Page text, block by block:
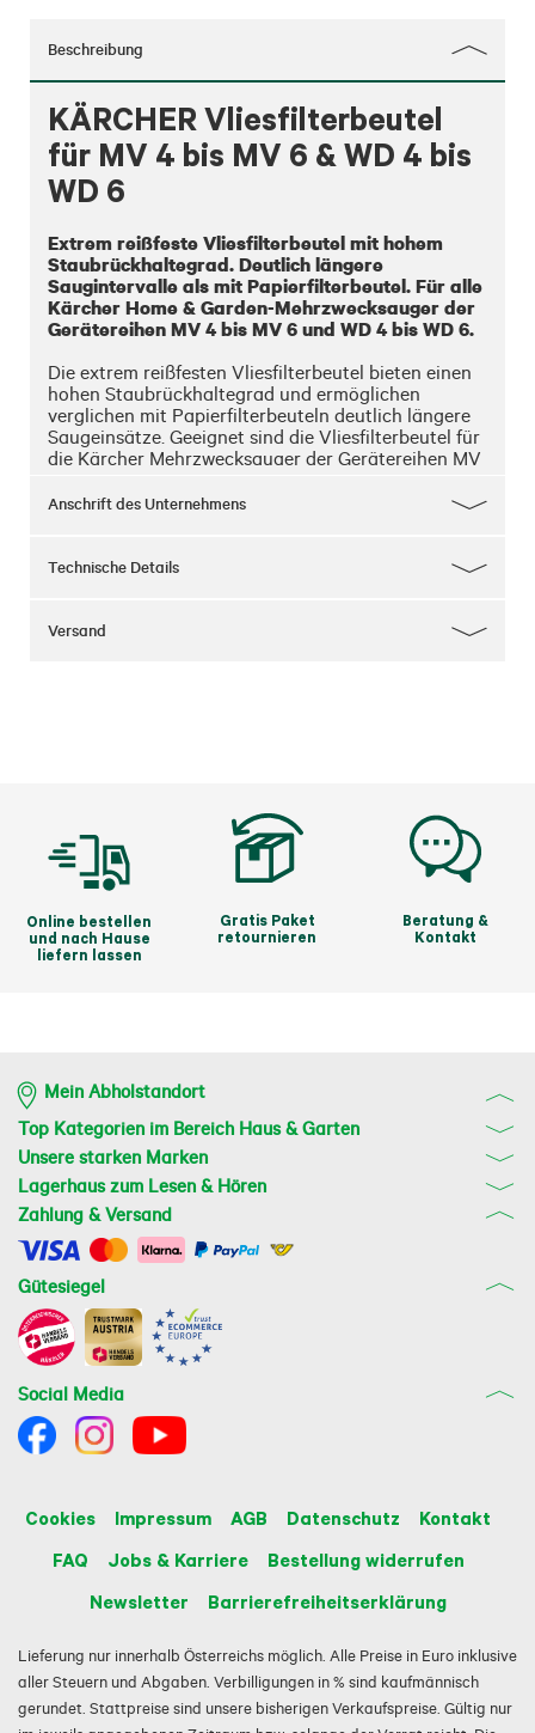
Beschreibung
KÄRCHER Vliesfilterbeutel
für MV 4 bis MV 6 & WD 4 bis
WD 6
Extrem reißfeste Vliesfilterbeutel mit hohem
Staubrückhaltegrad. Deutlich längere
Saugintervalle als mit Papierfilterbeutel. Für alle
Kärcher Home & Garden-Mehrzwecksauger der
Gerätereihen MV 4 bis MV 6 und WD 4 bis WD 6.
Die extrem reißfesten Vliesfilterbeutel bieten einen
hohen Staubrückhaltegrad und ermöglichen
verglichen mit Papierfilterbeuteln deutlich längere
Saugeinsätze. Geeignet sind die Vliesfilterbeutel für
die Kärcher Mehrzwecksauger der Gerätereihen MV
Garden-Bereich.
Anschrift des Unternehmens
Technische Details
Versand
Online bestellen
und nach Hause
liefern lassen
Gratis Paket
retournieren
Beratung &
Kontakt
Mein Abholstandort
Top Kategorien im Bereich Haus & Garten
Unsere starken Marken
Lagerhaus zum Lesen & Hören
Zahlung & Versand
Gütesiegel
Social Media
Cookies Impressum AGB Datenschutz
Kontakt
FAQ
Jobs & Karriere
Bestellung widerrufen
Newsletter
Barrierefreiheitserklärung
Lieferung nur innerhalb Österreichs möglich. Alle Preise in Euro inklusive
aller Steuern und Abgaben. Verbilligungen in % sind kaufmännisch
gerundet. Stattpreise sind unsere bisherigen Verkaufspreise. Gültig nur